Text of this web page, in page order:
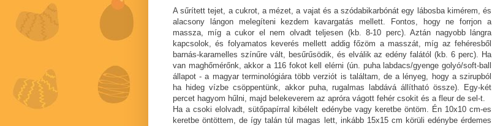
A sűrített tejet, a cukrot, a mézet, a vajat és a szódabikarbónát egy lábosba kimérem, és
alacsony lángon melegíteni kezdem kavargatás mellett. Fontos, hogy ne forrjon a
massza, míg a cukor el nem olvadt teljesen (kb. 8-10 perc). Aztán nagyobb lángra
kapcsolok, és folyamatos keverés mellett addig főzöm a masszát, míg az fehéresből
barnás-karamelles színűre vált, besűrűsödik, és elválik az edény falától (kb. 6 perc). Ha
van maghőmérőnk, akkor a 116 fokot kell elérni (ún. puha labdacs/gyenge golyó/soft-ball
állapot - a magyar terminológiára több verziót is találtam, de a lényeg, hogy a szirupból
ha hideg vízbe csöppentünk, akkor puha, rugalmas labdává állítható össze). Egy-két
percet hagyom hűlni, majd belekeverem az apróra vágott fehér csokit és a fleur de sel-t.
Ha a csoki elolvadt, sütőpapírral kibélelt edénybe vagy keretbe öntöm. Én 10x10 cm-es
keretbe öntöttem, de így talán túl magas lett, inkább 15x15 cm körüli edénybe érdemes